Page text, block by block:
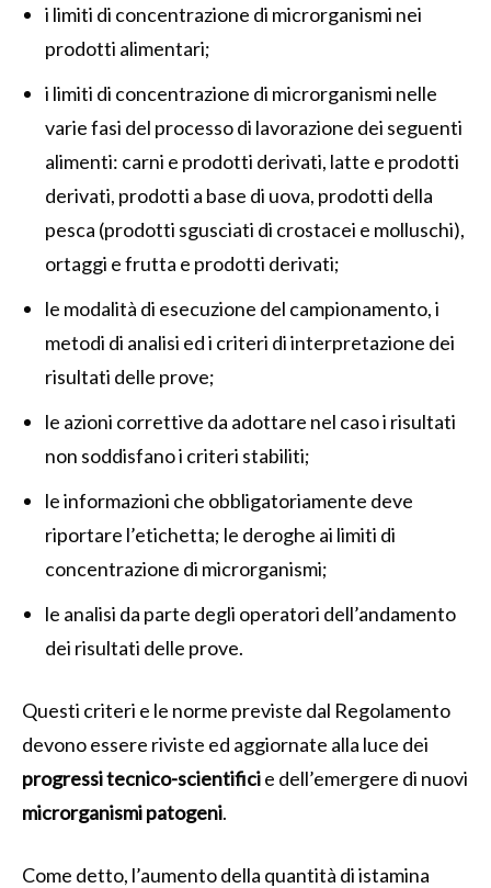
i limiti di concentrazione di microrganismi nei
prodotti alimentari;
i limiti di concentrazione di microrganismi nelle
varie fasi del processo di lavorazione dei seguenti
alimenti: carni e prodotti derivati, latte e prodotti
derivati, prodotti a base di uova, prodotti della
pesca (prodotti sgusciati di crostacei e molluschi),
ortaggi e frutta e prodotti derivati;
le modalità di esecuzione del campionamento, i
metodi di analisi ed i criteri di interpretazione dei
risultati delle prove;
le azioni correttive da adottare nel caso i risultati
non soddisfano i criteri stabiliti;
le informazioni che obbligatoriamente deve
riportare l’etichetta; le deroghe ai limiti di
concentrazione di microrganismi;
le analisi da parte degli operatori dell’andamento
dei risultati delle prove.
Questi criteri e le norme previste dal Regolamento
devono essere riviste ed aggiornate alla luce dei
progressi tecnico-scientificie dell’emergere di nuovi
microrganismi patogeni.
Come detto, l’aumento della quantità di istamina